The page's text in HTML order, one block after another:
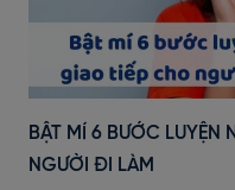
BẬT MÍ 6 BƯỚC LUYỆN
NGƯỜI ĐI LÀM